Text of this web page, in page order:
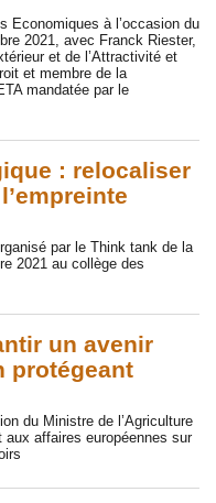
Economiques à l’occasion du
2021, avec Franck Riester,
et de l’Attractivité et
et membre de la
mandatée par le
: relocaliser
par le Think tank de la
2021 au collège des
un avenir
protégeant
du Ministre de l’Agriculture
aux affaires européennes sur